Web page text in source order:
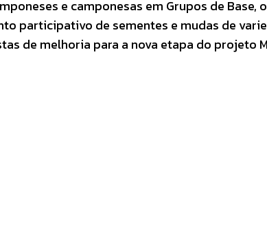
e camponesas em Grupos de Base,
participativo de sementes e mudas de
de melhoria para a nova etapa do projeto